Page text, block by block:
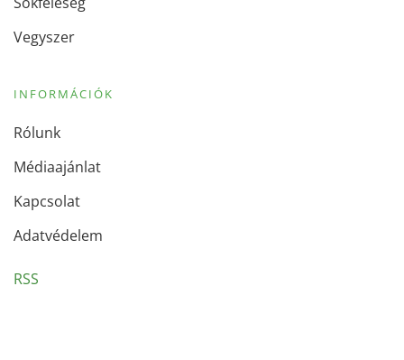
Vegyszer
INFORMÁCIÓK
Rólunk
Médiaajánlat
Kapcsolat
Adatvédelem
RSS